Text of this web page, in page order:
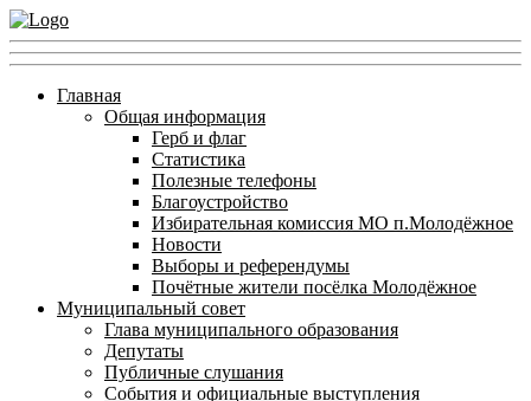
Главная
Общая информация
Герб и флаг
Статистика
Полезные телефоны
Благоустройство
Избирательная комиссия МО п.Молодёжное
Новости
Выборы и референдумы
Почётные жители посёлка Молодёжное
Муниципальный совет
Глава муниципального образования
Депутаты
Публичные слушания
События и официальные выступления